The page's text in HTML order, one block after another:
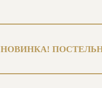
НОВИНКА!